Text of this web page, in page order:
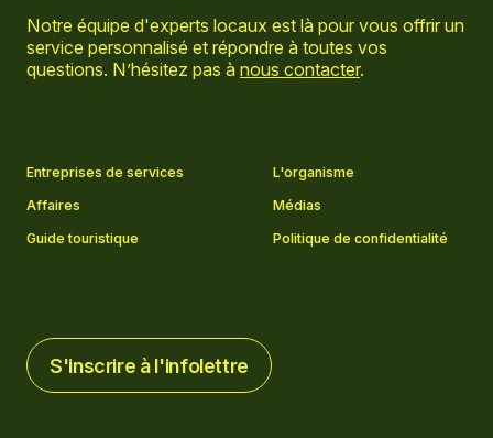
Notre équipe d'experts locaux est là pour vous offrir un
service personnalisé et répondre à toutes vos
questions. N’hésitez pas à nous contacter.
Entreprises de services
L'organisme
Affaires
Médias
Guide touristique
Politique de confidentialité
S'inscrire à l'infolettre
S'inscrire à l'infolettre